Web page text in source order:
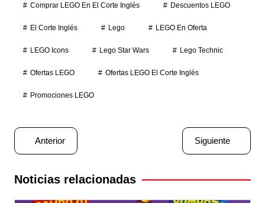
Comprar LEGO En El Corte Inglés Descuentos LEGO
El Corte Inglés Lego LEGO En Oferta
LEGO Icons Lego Star Wars Lego Technic
Ofertas LEGO Ofertas LEGO El Corte Inglés
Promociones LEGO
Navegación
de
entradas
Anterior Siguiente
Noticias relacionadas